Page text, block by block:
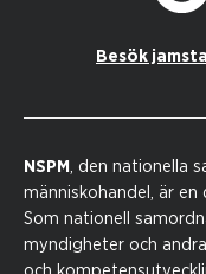
Besök
NSPM
, den nationella
människohandel, är
Som nationell
myndigheter och